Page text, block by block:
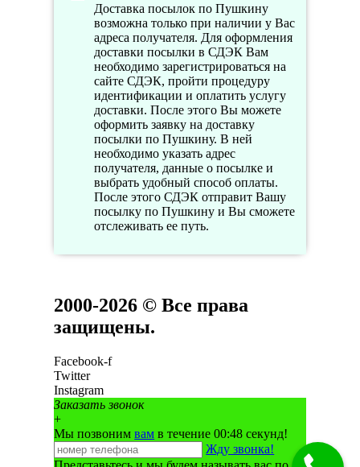
Доставка посылок по Пушкину
возможна только при наличии у Вас
адреса получателя. Для оформления
доставки посылки в СДЭК Вам
необходимо зарегистрироваться на
сайте СДЭК, пройти процедуру
идентификации и оплатить услугу
доставки. После этого Вы можете
оформить заявку на доставку
посылки по Пушкину. В ней
необходимо указать адрес
получателя, данные о посылке и
выбрать удобный способ оплаты.
После этого СДЭК отправит Вашу
посылку по Пушкину и Вы сможете
отслеживать ее путь.
2000-2026 © Все права
защищены.
Facebook-f
Twitter
Instagram
Заказать звонок
+
Мы позвонимвам в течение 00:48 секунд!
Жду звонка!